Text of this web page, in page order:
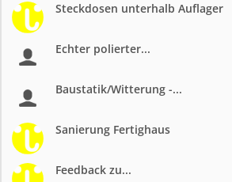
Steckdosen unterhalb Auflager
Echter polierter...
Baustatik/Witterung -...
Sanierung Fertighaus
Feedback zu...